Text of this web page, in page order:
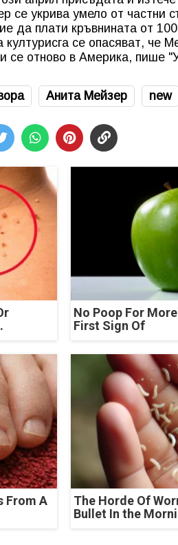
се укрива умело от частни
да плати кръвнината от
културисга се опасяват, че
се отново в Америка, пише
Анита Мейзер new
No Poop For
First Sign Of
From A
The Horde Of
Bullet In the